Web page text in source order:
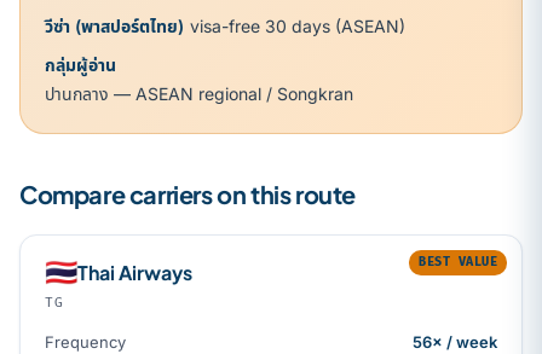
วีซ่า (พาสปอร์ตไทย) visa-free 30 days (ASEAN)
กลุ่มผู้อ่าน
ปานกลาง — ASEAN regional / Songkran
Compare carriers on this route
BEST VALUE
🇹🇭Thai Airways
TG
Frequency
56× / week